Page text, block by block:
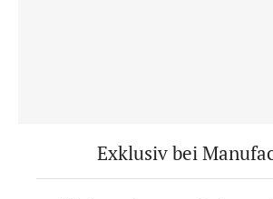
Exklusiv bei